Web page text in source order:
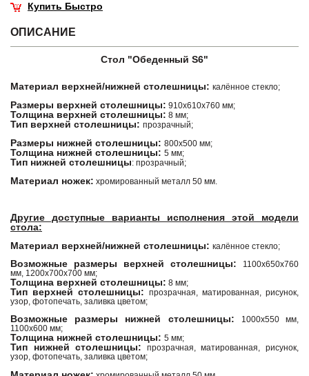
Купить Быстро
ОПИСАНИЕ
Стол "Обеденный S6"
Материал верхней/нижней столешницы: калённое стекло;
Размеры верхней столешницы: 910х610х760 мм;
Толщина верхней столешницы: 8 мм;
Тип верхней столешницы: прозрачный;
Размеры нижней столешницы: 800х500 мм;
Толщина нижней столешницы: 5 мм;
Тип нижней столешницы: прозрачный;
Материал ножек: хромированный металл 50 мм.
Другие доступные варианты исполнения этой модели
стола:
Материал верхней/нижней столешницы: калённое стекло;
Возможные размеры верхней столешницы:
1100х650х760
мм, 1200х700х700 мм;
Толщина верхней столешницы: 8 мм;
Тип верхней столешницы: прозрачная, матированная, рисунок,
узор, фотопечать, заливка цветом;
Возможные размеры нижней столешницы:
1000х550 мм,
1100х600 мм;
Толщина нижней столешницы: 5 мм;
Тип нижней столешницы: прозрачная, матированная, рисунок,
узор, фотопечать, заливка цветом;